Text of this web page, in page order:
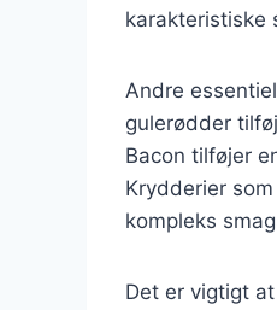
karakteristiske
Andre
gulerødder
Bacon tilføjer
Krydderier
kompleks
Det er vigtigt